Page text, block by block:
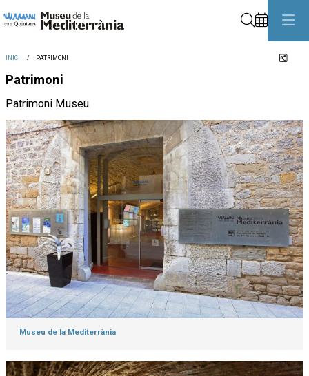
INICI PATRIMONI
Patrimoni
Patrimoni Museu
Museu de la Mediterrània